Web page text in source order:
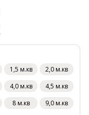
1,5 м.кв
2,0 м.кв
4,0 м.кв
4,5 м.кв
8 м.кв
9,0 м.кв